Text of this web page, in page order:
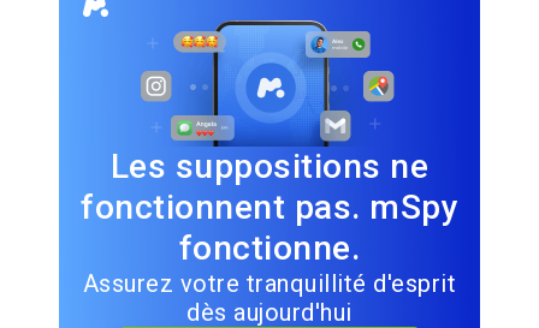
Les suppositions ne
fonctionnent pas. mSpy
fonctionne.
Assurez votre tranquillité d'esprit
dès aujourd'hui